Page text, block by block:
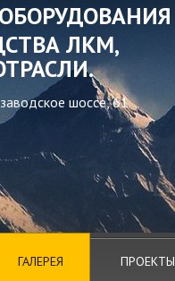
шоссе, 61
ЛКМ,
ГАЛЕРЕЯ ПРОЕКТЫ